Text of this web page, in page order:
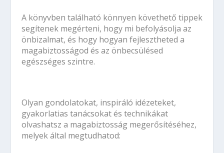
A könyvben található könnyen követhető tippek
segítenek megérteni, hogy mi befolyásolja az
önbizalmat, és hogy hogyan fejlesztheted a
magabiztosságod és az önbecsülésed
egészséges szintre.
Olyan gondolatokat, inspiráló idézeteket,
gyakorlatias tanácsokat és technikákat
olvashatsz a magabiztosság megerősítéséhez,
melyek által megtudhatod: